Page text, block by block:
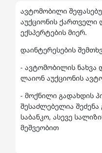
ავტომობილი
აუქციონის ქართველი
ექსპერტების მიერ.
დაინტერესების
- ავტომობილის ნახვა
ლაიონ აუქციონის
- მოქნილი გადახდის
შესაძლებელია
საბანკო, ასევე
მეშვეობით